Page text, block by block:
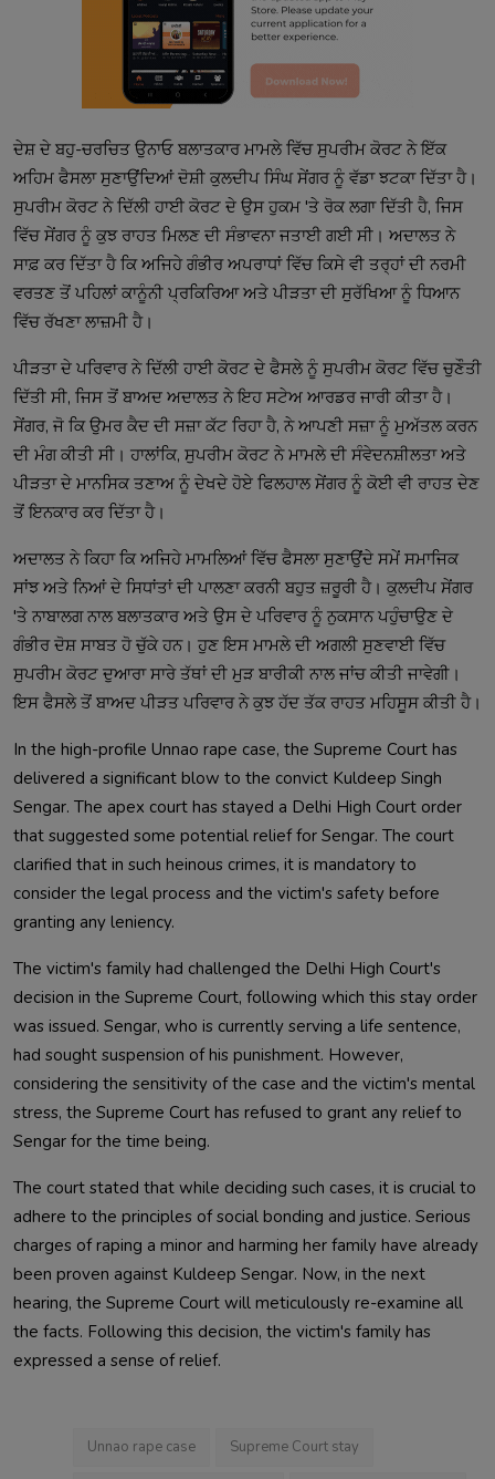
ਦੇਸ਼ ਦੇ ਬਹੁ-ਚਰਚਿਤ ਉਨਾਓ ਬਲਾਤਕਾਰ ਮਾਮਲੇ ਵਿੱਚ ਸੁਪਰੀਮ ਕੋਰਟ ਨੇ ਇੱਕ
ਅਹਿਮ ਫੈਸਲਾ ਸੁਣਾਉਂਦਿਆਂ ਦੋਸ਼ੀ ਕੁਲਦੀਪ ਸਿੰਘ ਸੇਂਗਰ ਨੂੰ ਵੱਡਾ ਝਟਕਾ ਦਿੱਤਾ ਹੈ।
ਸੁਪਰੀਮ ਕੋਰਟ ਨੇ ਦਿੱਲੀ ਹਾਈ ਕੋਰਟ ਦੇ ਉਸ ਹੁਕਮ 'ਤੇ ਰੋਕ ਲਗਾ ਦਿੱਤੀ ਹੈ, ਜਿਸ
ਵਿੱਚ ਸੇਂਗਰ ਨੂੰ ਕੁਝ ਰਾਹਤ ਮਿਲਣ ਦੀ ਸੰਭਾਵਨਾ ਜਤਾਈ ਗਈ ਸੀ। ਅਦਾਲਤ ਨੇ
ਸਾਫ਼ ਕਰ ਦਿੱਤਾ ਹੈ ਕਿ ਅਜਿਹੇ ਗੰਭੀਰ ਅਪਰਾਧਾਂ ਵਿੱਚ ਕਿਸੇ ਵੀ ਤਰ੍ਹਾਂ ਦੀ ਨਰਮੀ
ਵਰਤਣ ਤੋਂ ਪਹਿਲਾਂ ਕਾਨੂੰਨੀ ਪ੍ਰਕਿਰਿਆ ਅਤੇ ਪੀੜਤਾ ਦੀ ਸੁਰੱਖਿਆ ਨੂੰ ਧਿਆਨ
ਵਿੱਚ ਰੱਖਣਾ ਲਾਜ਼ਮੀ ਹੈ।
ਪੀੜਤਾ ਦੇ ਪਰਿਵਾਰ ਨੇ ਦਿੱਲੀ ਹਾਈ ਕੋਰਟ ਦੇ ਫੈਸਲੇ ਨੂੰ ਸੁਪਰੀਮ ਕੋਰਟ ਵਿੱਚ ਚੁਣੌਤੀ
ਦਿੱਤੀ ਸੀ, ਜਿਸ ਤੋਂ ਬਾਅਦ ਅਦਾਲਤ ਨੇ ਇਹ ਸਟੇਅ ਆਰਡਰ ਜਾਰੀ ਕੀਤਾ ਹੈ।
ਸੇਂਗਰ, ਜੋ ਕਿ ਉਮਰ ਕੈਦ ਦੀ ਸਜ਼ਾ ਕੱਟ ਰਿਹਾ ਹੈ, ਨੇ ਆਪਣੀ ਸਜ਼ਾ ਨੂੰ ਮੁਅੱਤਲ ਕਰਨ
ਦੀ ਮੰਗ ਕੀਤੀ ਸੀ। ਹਾਲਾਂਕਿ, ਸੁਪਰੀਮ ਕੋਰਟ ਨੇ ਮਾਮਲੇ ਦੀ ਸੰਵੇਦਨਸ਼ੀਲਤਾ ਅਤੇ
ਪੀੜਤਾ ਦੇ ਮਾਨਸਿਕ ਤਣਾਅ ਨੂੰ ਦੇਖਦੇ ਹੋਏ ਫਿਲਹਾਲ ਸੇਂਗਰ ਨੂੰ ਕੋਈ ਵੀ ਰਾਹਤ ਦੇਣ
ਤੋਂ ਇਨਕਾਰ ਕਰ ਦਿੱਤਾ ਹੈ।
ਅਦਾਲਤ ਨੇ ਕਿਹਾ ਕਿ ਅਜਿਹੇ ਮਾਮਲਿਆਂ ਵਿੱਚ ਫੈਸਲਾ ਸੁਣਾਉਂਦੇ ਸਮੇਂ ਸਮਾਜਿਕ
ਸਾਂਝ ਅਤੇ ਨਿਆਂ ਦੇ ਸਿਧਾਂਤਾਂ ਦੀ ਪਾਲਣਾ ਕਰਨੀ ਬਹੁਤ ਜ਼ਰੂਰੀ ਹੈ। ਕੁਲਦੀਪ ਸੇਂਗਰ
'ਤੇ ਨਾਬਾਲਗ ਨਾਲ ਬਲਾਤਕਾਰ ਅਤੇ ਉਸ ਦੇ ਪਰਿਵਾਰ ਨੂੰ ਨੁਕਸਾਨ ਪਹੁੰਚਾਉਣ ਦੇ
ਗੰਭੀਰ ਦੋਸ਼ ਸਾਬਤ ਹੋ ਚੁੱਕੇ ਹਨ। ਹੁਣ ਇਸ ਮਾਮਲੇ ਦੀ ਅਗਲੀ ਸੁਣਵਾਈ ਵਿੱਚ
ਸੁਪਰੀਮ ਕੋਰਟ ਦੁਆਰਾ ਸਾਰੇ ਤੱਥਾਂ ਦੀ ਮੁੜ ਬਾਰੀਕੀ ਨਾਲ ਜਾਂਚ ਕੀਤੀ ਜਾਵੇਗੀ।
ਇਸ ਫੈਸਲੇ ਤੋਂ ਬਾਅਦ ਪੀੜਤ ਪਰਿਵਾਰ ਨੇ ਕੁਝ ਹੱਦ ਤੱਕ ਰਾਹਤ ਮਹਿਸੂਸ ਕੀਤੀ ਹੈ।
In the high-profile Unnao rape case, the Supreme Court has
delivered a significant blow to the convict Kuldeep Singh
Sengar. The apex court has stayed a Delhi High Court order
that suggested some potential relief for Sengar. The court
clarified that in such heinous crimes, it is mandatory to
consider the legal process and the victim's safety before
granting any leniency.
The victim's family had challenged the Delhi High Court's
decision in the Supreme Court, following which this stay order
was issued. Sengar, who is currently serving a life sentence,
had sought suspension of his punishment. However,
considering the sensitivity of the case and the victim's mental
stress, the Supreme Court has refused to grant any relief to
Sengar for the time being.
The court stated that while deciding such cases, it is crucial to
adhere to the principles of social bonding and justice. Serious
charges of raping a minor and harming her family have already
been proven against Kuldeep Sengar. Now, in the next
hearing, the Supreme Court will meticulously re-examine all
the facts. Following this decision, the victim's family has
expressed a sense of relief.
Unnao rape case Supreme Court stay